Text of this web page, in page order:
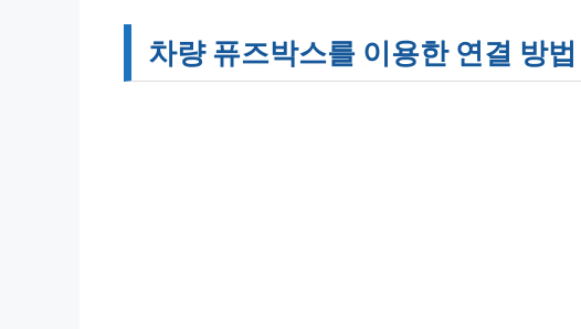
차량 퓨즈박스를 이용한 연결 방법